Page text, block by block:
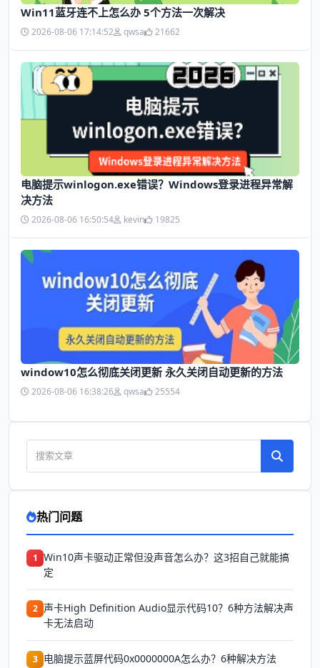
Win11蓝牙连不上怎么办 5个方法一次解决
2026-08-06 17:14:52 qwsa 21662
电脑提示winlogon.exe错误？Windows登录进程异常解
决方法
2026-08-06 16:50:54 kevin 19825
window10怎么彻底关闭更新 永久关闭自动更新的方法
2026-08-06 16:38:26 qwsa 25554
热门问题
1 Win10声卡驱动正常但没声音怎么办？这3招自己就能搞
定
2 声卡High Definition Audio显示代码10？6种方法解决声
卡无法启动
3 电脑提示蓝屏代码0x0000000A怎么办？6种解决方法